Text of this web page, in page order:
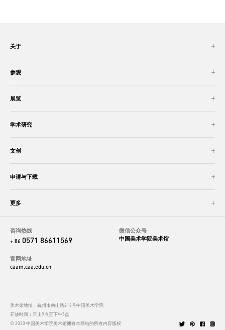
关于
参观
展览
学术研究
文创
申请与下载
更多
咨询热线
+ 86 0571 86611569
官网地址
caam.caa.edu.cn
微信公众号
中国美术学院美术馆
美术馆地址：杭州市南山路216号中国美术学院
开放时间：早上9点至下午5点
© 2020 中国美术学院美术馆拥有本网站的所有内容版权